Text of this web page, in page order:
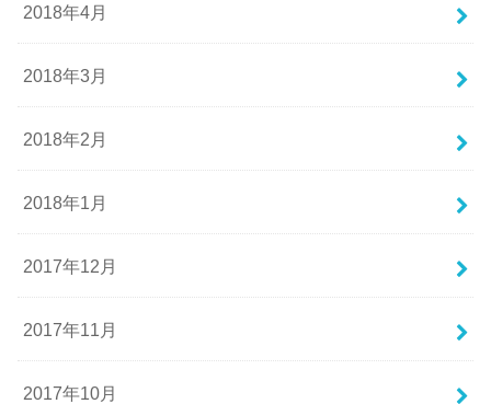
2018年4月
2018年3月
2018年2月
2018年1月
2017年12月
2017年11月
2017年10月